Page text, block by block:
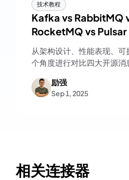
技术教程
Kafka vs RabbitMQ
RocketMQ vs Pulsar
消息中间件全面对比
从架构设计、性能表现、
个角度进行对比四大开源消
励强
Sep 1, 2025
相关连接器